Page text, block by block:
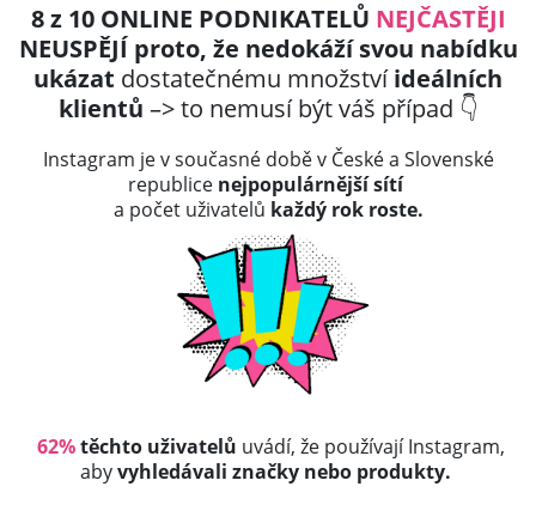
8 z 10 ONLINE PODNIKATELŮ NEJČASTĚJI
NEUSPĚJÍ proto, že nedokáží svou nabídku
ukázat dostatečnému množství ideálních
klientů –> to nemusí být váš případ 👇
Instagram je v současné době v České a Slovenské
republice nejpopulárnější sítí
a počet uživatelů každý rok roste.
62%těchto uživatelů uvádí, že používají Instagram,
abyvyhledávali značky nebo produkty.